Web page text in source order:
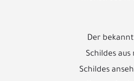
Der
Schildes
Schildes